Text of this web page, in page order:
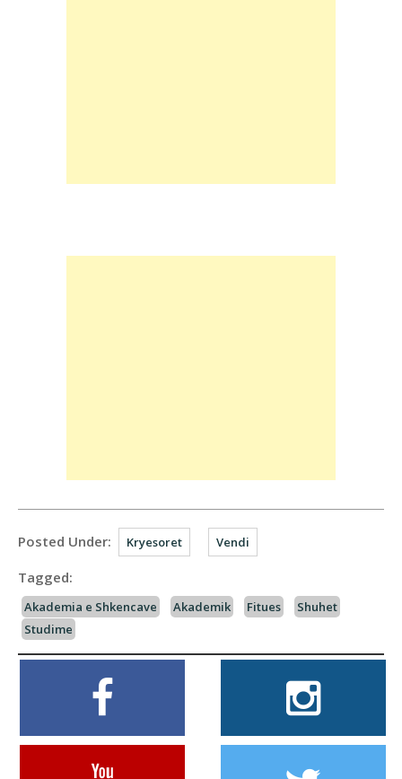
Posted Under: Kryesoret Vendi
Tagged:
Akademia e Shkencave Akademik Fitues
Shuhet
Studime